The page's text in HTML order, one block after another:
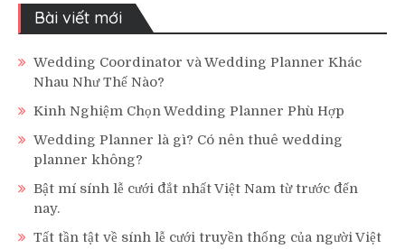
Bài viết mới
Wedding Coordinator và Wedding Planner Khác
Nhau Như Thế Nào?
Kinh Nghiệm Chọn Wedding Planner Phù Hợp
Wedding Planner là gì? Có nên thuê wedding
planner không?
Bật mí sính lễ cưới đắt nhất Việt Nam từ trước đến
nay.
Tất tần tật về sính lễ cưới truyền thống của người Việt